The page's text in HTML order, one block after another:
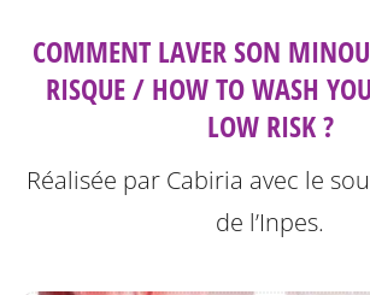
COMMENT LAVER SON
RISQUE / HOW TO WASH
LOW RISK ?
Réalisée par Cabiria avec le
de l’Inpes.